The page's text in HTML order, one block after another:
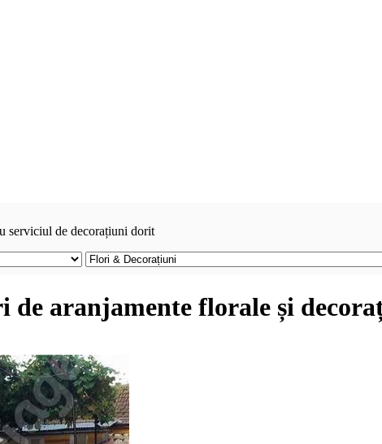
serviciul de decorațiuni dorit
de aranjamente florale și